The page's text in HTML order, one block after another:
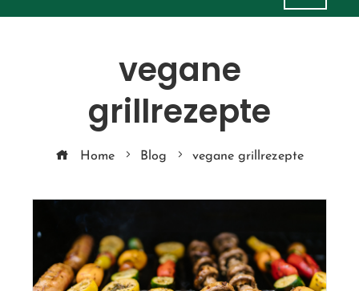
vegane
grillrezepte
Home Blog vegane grillrezepte